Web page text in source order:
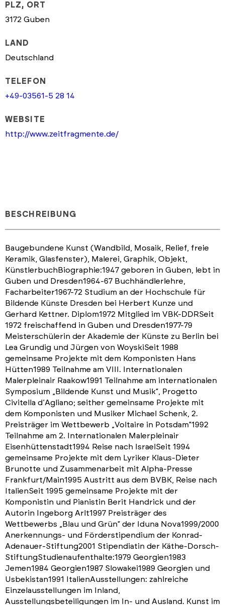
PLZ, ORT
3172 Guben
LAND
Deutschland
TELEFON
+49-03561-5 28 14
WEBSITE
http://www.zeitfragmente.de/
BESCHREIBUNG
Baugebundene Kunst (Wandbild, Mosaik, Relief, freie
Keramik, Glasfenster), Malerei, Graphik, Objekt,
KünstlerbuchBiographie:1947 geboren in Guben, lebt in
Guben und Dresden1964-67 Buchhändlerlehre,
Facharbeiter1967-72 Studium an der Hochschule für
Bildende Künste Dresden bei Herbert Kunze und
Gerhard Kettner. Diplom1972 Mitglied im VBK-DDRSeit
1972 freischaffend in Guben und Dresden1977-79
Meisterschülerin der Akademie der Künste zu Berlin bei
Lea Grundig und Jürgen von WoyskiSeit 1988
gemeinsame Projekte mit dem Komponisten Hans
Hütten1989 Teilnahme am VIII. Internationalen
Malerpleinair Raakow1991 Teilnahme am internationalen
Symposium „Bildende Kunst und Musik“, Progetto
Civitella d’Agliano; seither gemeinsame Projekte mit
dem Komponisten und Musiker Michael Schenk, 2.
Preisträger im Wettbewerb „Voltaire in Potsdam“1992
Teilnahme am 2. Internationalen Malerpleinair
Eisenhüttenstadt1994 Reise nach IsraelSeit 1994
gemeinsame Projekte mit dem Lyriker Klaus-Dieter
Brunotte und Zusammenarbeit mit Alpha-Presse
Frankfurt/Main1995 Austritt aus dem BVBK, Reise nach
ItalienSeit 1995 gemeinsame Projekte mit der
Komponistin und Pianistin Berit Handrick und der
Autorin Ingeborg Arlt1997 Preisträger des
Wettbewerbs „Blau und Grün“ der Iduna Nova1999/2000
Anerkennungs- und Förderstipendium der Konrad-
Adenauer-Stiftung2001 Stipendiatin der Käthe-Dorsch-
StiftungStudienaufenthalte:1979 Georgien1983
Jemen1984 Georgien1987 Slowakei1989 Georgien und
Usbekistan1991 ItalienAusstellungen: zahlreiche
Einzelausstellungen im Inland,
Ausstellungsbeteiligungen im In- und Ausland. Kunst im